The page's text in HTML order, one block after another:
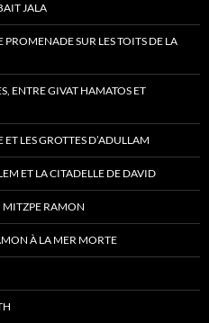
JALA
SUR LES TOITS DE LA
ENTRE GIVAT HAMATOS ET
LES GROTTES D’ADULLAM
ET LA CITADELLE DE DAVID
MITZPE RAMON
À LA MER MORTE